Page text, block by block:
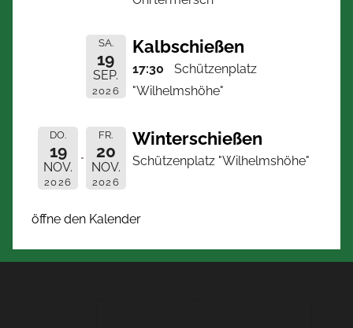
SA.
19
SEP.
2026
Kalbschießen
17:30
Schützenplatz
"Wilhelmshöhe"
DO.
19
NOV.
2026
FR.
20
NOV.
2026
Winterschießen
Schützenplatz "Wilhelmshöhe"
öffne den Kalender